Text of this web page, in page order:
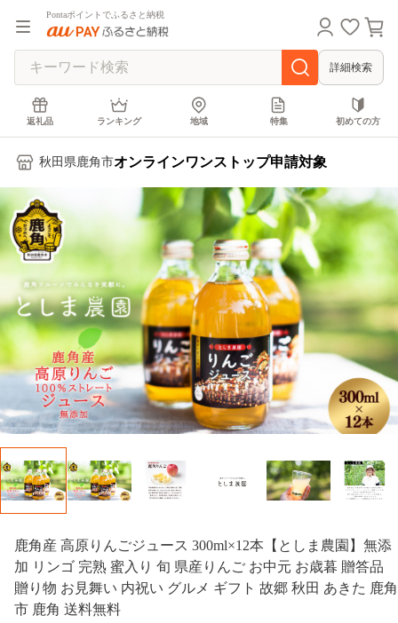
Pontaポイントでふるさと納税
詳細検索
返礼品 ランキング 地域 特集 初めての方
秋田県鹿角市オンラインワンストップ申請対象
鹿角産 高原りんごジュース 300ml×12本【としま農園】無添
加 リンゴ 完熟 蜜入り 旬 県産りんご お中元 お歳暮 贈答品
贈り物 お見舞い 内祝い グルメ ギフト 故郷 秋田 あきた 鹿角
市 鹿角 送料無料